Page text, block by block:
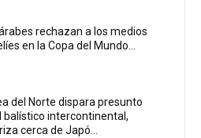
rechazan a los medios
en la Copa del Mundo...
del Norte dispara presunto
balístico intercontinental,
cerca de Japó...